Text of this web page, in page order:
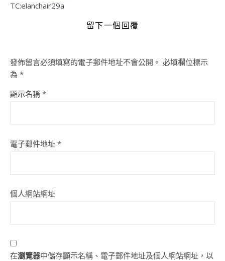
TC:elanchair29a
留下一個回覆
發佈留言必須填寫的電子郵件地址不會公開。 必填欄位標示
為 *
顯示名稱 *
電子郵件地址 *
個人網站網址
在瀏覽器中儲存顯示名稱、電子郵件地址及個人網站網址，以